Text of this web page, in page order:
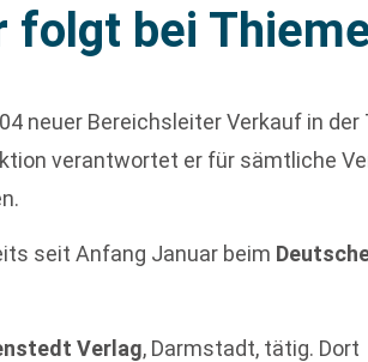
folgt bei
neuer Bereichsleiter Verkauf in der
verantwortet er für sämtliche
seit Anfang Januar beim
Verlag, Darmstadt, tätig. Dort